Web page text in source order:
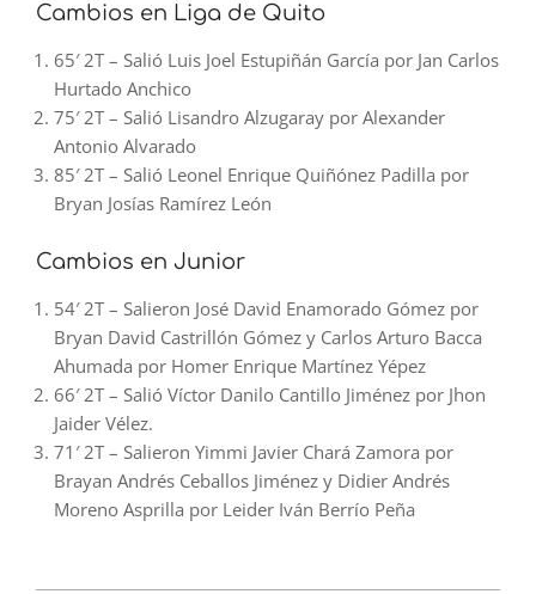
Cambios en Liga de Quito
65′ 2T – Salió Luis Joel Estupiñán García por Jan Carlos
Hurtado Anchico
75′ 2T – Salió Lisandro Alzugaray por Alexander
Antonio Alvarado
85′ 2T – Salió Leonel Enrique Quiñónez Padilla por
Bryan Josías Ramírez León
Cambios en Junior
54′ 2T – Salieron José David Enamorado Gómez por
Bryan David Castrillón Gómez y Carlos Arturo Bacca
Ahumada por Homer Enrique Martínez Yépez
66′ 2T – Salió Víctor Danilo Cantillo Jiménez por Jhon
Jaider Vélez.
71′ 2T – Salieron Yimmi Javier Chará Zamora por
Brayan Andrés Ceballos Jiménez y Didier Andrés
Moreno Asprilla por Leider Iván Berrío Peña